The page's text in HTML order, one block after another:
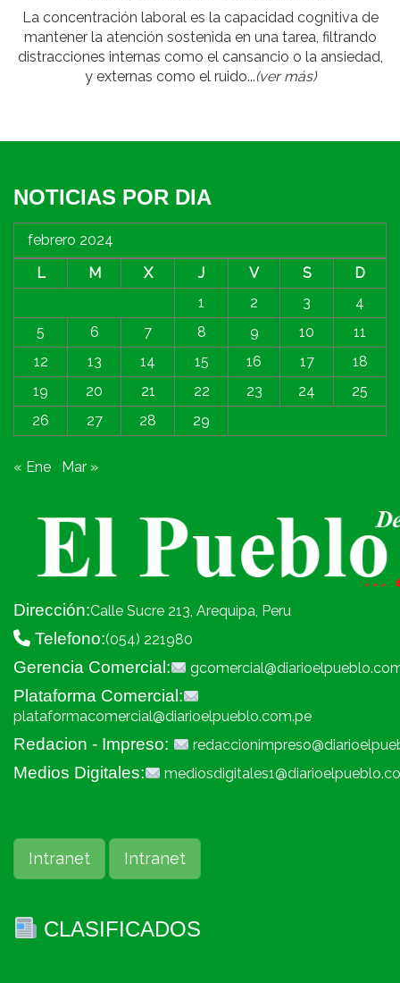
La concentración laboral es la capacidad cognitiva de
mantener la atención sostenida en una tarea, filtrando
distracciones internas como el cansancio o la ansiedad,
y externas como el ruido...(ver más)
NOTICIAS POR DIA
febrero 2024
L
M X J V S
D
1
2 3
4
5
6 7 8 9 10
11
12
13 14 15 16 17
18
19
20 21 22 23 24
25
26
27 28 29
« Ene Mar »
Dirección:Calle Sucre 213, Arequipa, Peru
Telefono:(054) 221980
Gerencia Comercial:
Plataforma Comercial:
plataformacomercial@diarioelpueblo.com.pe
Redacion - Impreso:
Medios Digitales:
Intranet Intranet
CLASIFICADOS